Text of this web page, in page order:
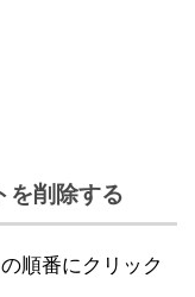
を削除する
の順番にクリック